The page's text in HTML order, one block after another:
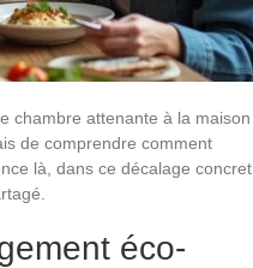
chambre attenante à la maison
de comprendre comment
là, dans ce décalage concret
éco-